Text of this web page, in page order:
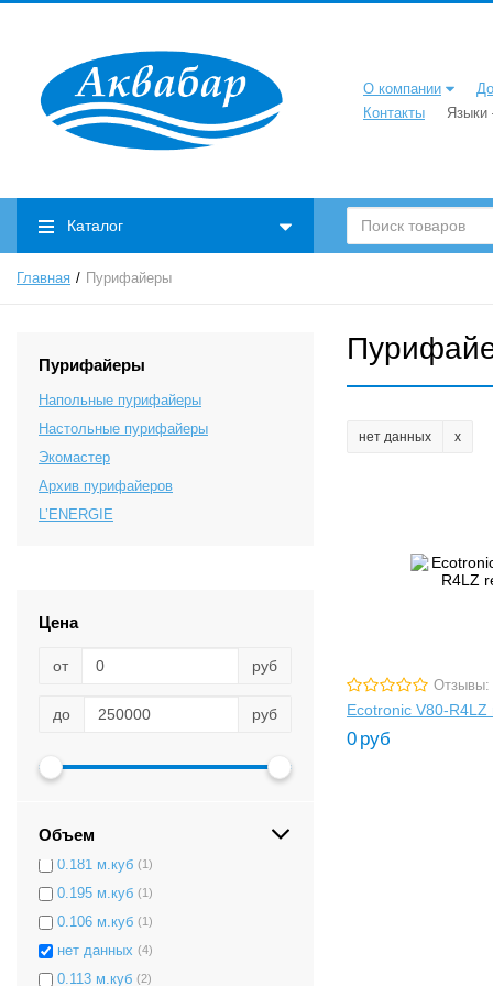
О компании
Контакты
Языки
Каталог
Главная Пурифайеры
Пурифайеры
Напольные пурифайеры
Настольные пурифайеры
Экомастер
Архив пурифайеров
L’ENERGIE
Цена
от руб
до руб
Объем
0.103 м.куб
0.178 м.куб
0.181 м.куб (1)
0.195 м.куб (1)
0.106 м.куб (1)
нет данных (4)
0.113 м.куб (2)
нет данных
Отзывы:
Ecotronic V80-R4LZ
0 руб